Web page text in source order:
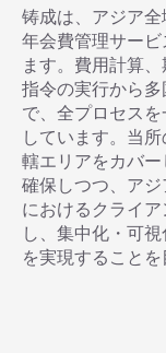
铸成は、アジア
年会費管理サー
ます。費用計算
指令の実行から
で、全プロセス
しています。当
轄エリアをカバ
確保しつつ、ア
におけるクライ
し、集中化・可
を実現することを